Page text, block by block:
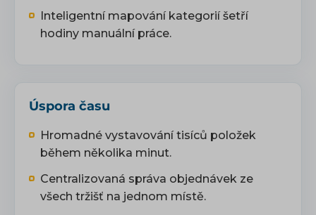
Inteligentní mapování kategorií šetří
hodiny manuální práce.
Úspora času
Hromadné vystavování tisíců položek
během několika minut.
Centralizovaná správa objednávek ze
všech tržišť na jednom místě.